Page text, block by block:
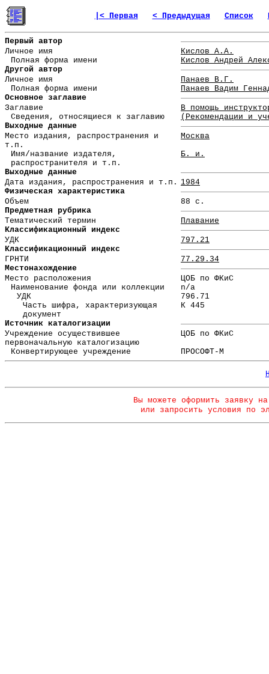
|< Первая < Предыдущая Список
Первый автор
Личное имя
Кислов А.А.
Полная форма имени
Кислов Андрей
Другой автор
Личное имя
Панаев В.Г.
Полная форма имени
Панаев Вадим
Основное заглавие
Заглавие
В помощь
Сведения, относящиеся к заглавию
(Рекомендации и
Выходные данные
Место издания, распространения и
т.п.
Москва
Имя/название издателя,
распространителя и т.п.
Б. и.
Выходные данные
Дата издания, распространения и т.п. 1984
Физическая характеристика
Объем
88 с.
Предметная рубрика
Тематический термин
Плавание
Классификационный индекс
УДК
797.21
Классификационный индекс
ГРНТИ
77.29.34
Местонахождение
Место расположения
ЦОБ по ФКиС
Наименование фонда или коллекции
n/a
УДК
796.71
Часть шифра, характеризующая
документ
К 445
Источник каталогизации
Учреждение осуществившее
первоначальную каталогизацию
ЦОБ по ФКиС
Конвертирующее учреждение
ПРОСОФТ-М
Вы можете оформить заявку
или запросить условия по